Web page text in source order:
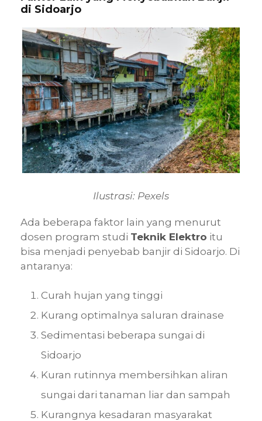
di Sidoarjo
Ilustrasi: Pexels
Ada beberapa faktor lain yang menurut
dosen program studi Teknik Elektro itu
bisa menjadi penyebab banjir di Sidoarjo. Di
antaranya:
Curah hujan yang tinggi
Kurang optimalnya saluran drainase
Sedimentasi beberapa sungai di
Sidoarjo
Kuran rutinnya membersihkan aliran
sungai dari tanaman liar dan sampah
Kurangnya kesadaran masyarakat